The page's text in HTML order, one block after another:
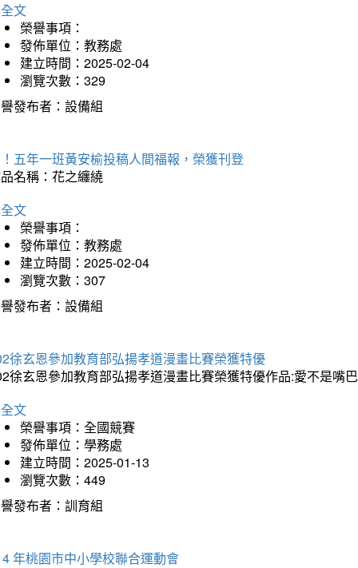
文
榮譽事項：
發佈單位：教務處
建立時間：2025-02-04
瀏覽次數：329
發布者：設備組
五年一班黃安榆投稿人間福報，榮獲刊登
名稱：花之纏繞
文
榮譽事項：
發佈單位：教務處
建立時間：2025-02-04
瀏覽次數：307
發布者：設備組
徐玄恩參加教育部弘揚孝道漫畫比賽榮獲特優
徐玄恩參加教育部弘揚孝道漫畫比賽榮獲特優作品:愛不是嘴
文
榮譽事項：全國競賽
發佈單位：學務處
建立時間：2025-01-13
瀏覽次數：449
發布者：訓育組
年桃園市中小學校聯合運動會